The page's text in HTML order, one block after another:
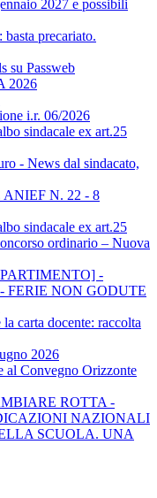
2027 e possibili
precariato.
su Passweb
2026
i.r. 06/2026
sindacale ex art.25
- News dal sindacato,
N. 22 - 8
sindacale ex art.25
ordinario – Nuova
-
FERIE NON GODUTE
carta docente: raccolta
2026
al Convegno Orizzonte
ROTTA -
NAZIONALI
SCUOLA. UNA